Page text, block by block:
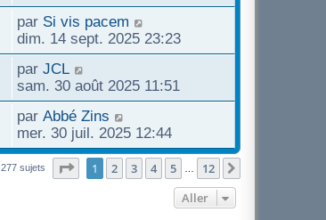
par Si vis pacem
dim. 14 sept. 2025 23:23
par JCL
sam. 30 août 2025 11:51
par Abbé Zins
mer. 30 juil. 2025 12:44
277 sujets Page sur12
1 2 3 4 5 12
Aller